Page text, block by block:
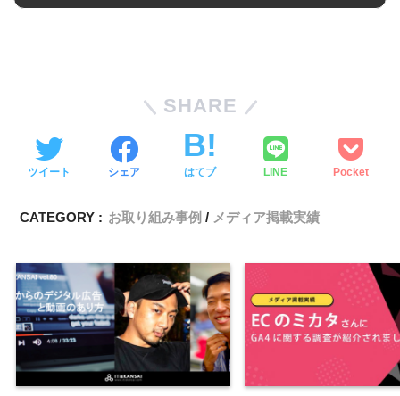
SHARE
ツイート シェア はてブ LINE Pocket
CATEGORY : お取り組み事例 メディア掲載実績